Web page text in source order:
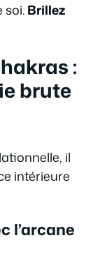
soi.Brillez
:
brute
il
intérieure
l’arcane